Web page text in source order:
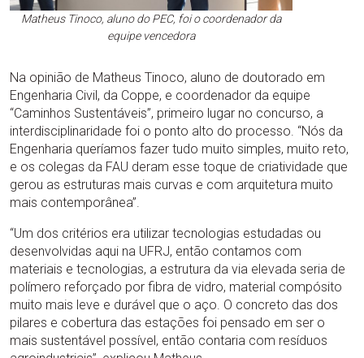
Matheus Tinoco, aluno do PEC, foi o coordenador da
equipe vencedora
Na opinião de Matheus Tinoco, aluno de doutorado em
Engenharia Civil, da Coppe, e coordenador da equipe
“Caminhos Sustentáveis”, primeiro lugar no concurso, a
interdisciplinaridade foi o ponto alto do processo. “Nós da
Engenharia queríamos fazer tudo muito simples, muito reto,
e os colegas da FAU deram esse toque de criatividade que
gerou as estruturas mais curvas e com arquitetura muito
mais contemporânea”.
“Um dos critérios era utilizar tecnologias estudadas ou
desenvolvidas aqui na UFRJ, então contamos com
materiais e tecnologias, a estrutura da via elevada seria de
polímero reforçado por fibra de vidro, material compósito
muito mais leve e durável que o aço. O concreto das dos
pilares e cobertura das estações foi pensado em ser o
mais sustentável possível, então contaria com resíduos